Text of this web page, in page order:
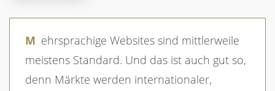
Mehrsprachige Websites sind mittlerweile
meistens Standard. Und das ist auch gut so,
denn Märkte werden internationaler,